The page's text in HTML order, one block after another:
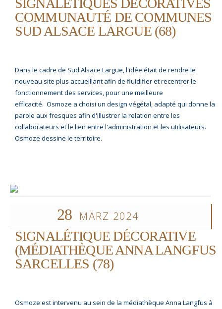
SIGNALÉTIQUES DÉCORATIVES
COMMUNAUTÉ DE COMMUNES
SUD ALSACE LARGUE (68)
Dans le cadre de Sud Alsace Largue, l'idée était de rendre le
nouveau site plus accueillant afin de fluidifier et recentrer le
fonctionnement des services, pour une meilleure
efficacité. Osmoze a choisi un design végétal, adapté qui donne la
parole aux fresques afin d'illustrer la relation entre les
collaborateurs et le lien entre l'administration et les utilisateurs.
Osmoze dessine le territoire.
28 MÄRZ 2024
SIGNALÉTIQUE DÉCORATIVE
(MÉDIATHÈQUE ANNA LANGFUS
SARCELLES (78)
Osmoze est intervenu au sein de la médiathèque Anna Langfus à